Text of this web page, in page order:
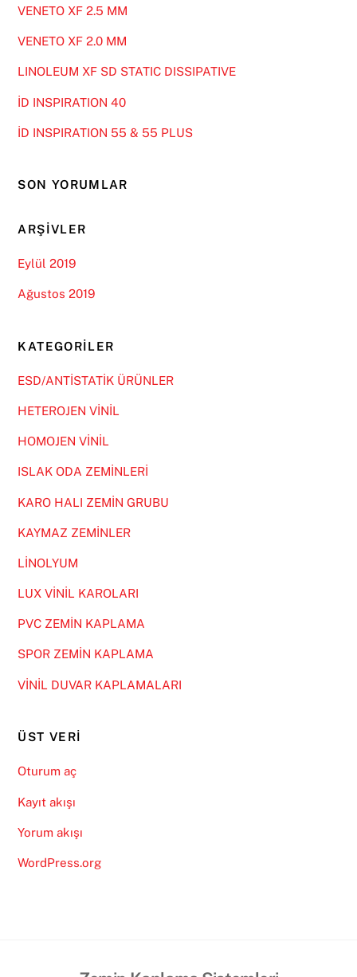
VENETO XF 2.5 MM
VENETO XF 2.0 MM
LINOLEUM XF SD STATIC DISSIPATIVE
İD INSPIRATION 40
İD INSPIRATION 55 & 55 PLUS
SON YORUMLAR
ARŞIVLER
Eylül 2019
Ağustos 2019
KATEGORILER
ESD/ANTİSTATİK ÜRÜNLER
HETEROJEN VİNİL
HOMOJEN VİNİL
ISLAK ODA ZEMİNLERİ
KARO HALI ZEMİN GRUBU
KAYMAZ ZEMİNLER
LİNOLYUM
LUX VİNİL KAROLARI
PVC ZEMİN KAPLAMA
SPOR ZEMİN KAPLAMA
VİNİL DUVAR KAPLAMALARI
ÜST VERI
Oturum aç
Kayıt akışı
Yorum akışı
WordPress.org